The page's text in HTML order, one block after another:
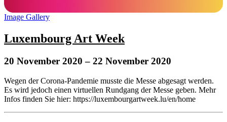
Image Gallery
Luxembourg Art Week
20 November 2020 – 22 November 2020
Wegen der Corona-Pandemie musste die Messe abgesagt werden.
Es wird jedoch einen virtuellen Rundgang der Messe geben. Mehr
Infos finden Sie hier: https://luxembourgartweek.lu/en/home